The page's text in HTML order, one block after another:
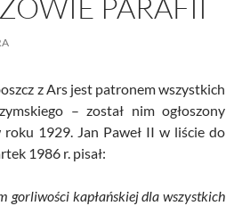
PARAFII
z Ars jest patronem wszystkich
– został nim ogłoszony
roku 1929. Jan Paweł II w liście do
1986 r. pisał:
gorliwości kapłańskiej dla wszystkich